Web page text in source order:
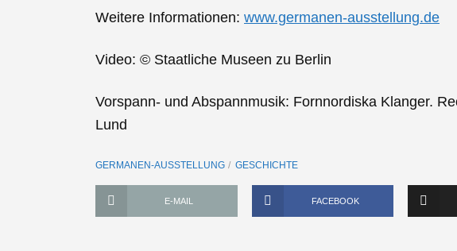
Weitere Informationen: www.germanen-ausstellung.de
Video: © Staatliche Museen zu Berlin
Vorspann- und Abspannmusik: Fornnordiska Klanger.
Lund
GERMANEN-AUSSTELLUNG GESCHICHTE
E-MAIL FACEBOOK